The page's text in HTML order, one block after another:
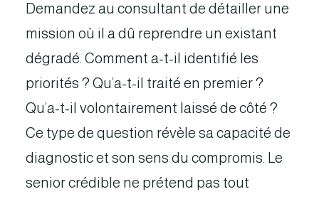
Demandez au consultant de détailler une
mission où il a dû reprendre un existant
dégradé. Comment a-t-il identifié les
priorités ? Qu’a-t-il traité en premier ?
Qu’a-t-il volontairement laissé de côté ?
Ce type de question révèle sa capacité de
diagnostic et son sens du compromis. Le
senior crédible ne prétend pas tout